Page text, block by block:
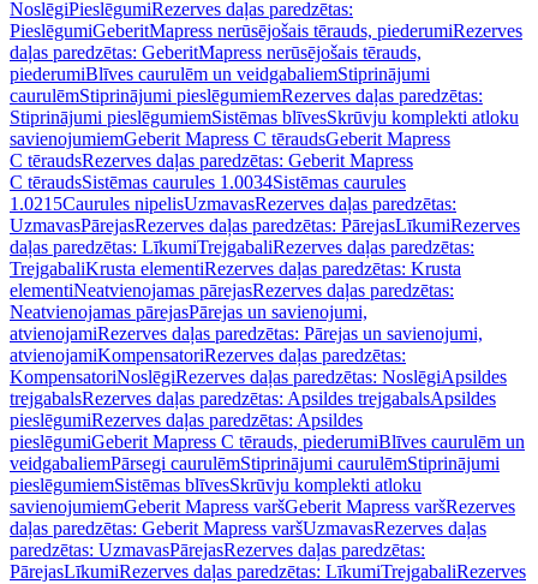
NoslēgiPieslēgumiRezerves daļas paredzētas:
PieslēgumiGeberitMapress nerūsējošais tērauds, piederumiRezerves
daļas paredzētas: GeberitMapress nerūsējošais tērauds,
piederumiBlīves caurulēm un veidgabaliemStiprinājumi
caurulēmStiprinājumi pieslēgumiemRezerves daļas paredzētas:
Stiprinājumi pieslēgumiemSistēmas blīvesSkrūvju komplekti atloku
savienojumiemGeberit Mapress C tēraudsGeberit Mapress
C tēraudsRezerves daļas paredzētas: Geberit Mapress
C tēraudsSistēmas caurules 1.0034Sistēmas caurules
1.0215Caurules nipelisUzmavasRezerves daļas paredzētas:
UzmavasPārejasRezerves daļas paredzētas: PārejasLīkumiRezerves
daļas paredzētas: LīkumiTrejgabaliRezerves daļas paredzētas:
TrejgabaliKrusta elementiRezerves daļas paredzētas: Krusta
elementiNeatvienojamas pārejasRezerves daļas paredzētas:
Neatvienojamas pārejasPārejas un savienojumi,
atvienojamiRezerves daļas paredzētas: Pārejas un savienojumi,
atvienojamiKompensatoriRezerves daļas paredzētas:
KompensatoriNoslēgiRezerves daļas paredzētas: NoslēgiApsildes
trejgabalsRezerves daļas paredzētas: Apsildes trejgabalsApsildes
pieslēgumiRezerves daļas paredzētas: Apsildes
pieslēgumiGeberit Mapress C tērauds, piederumiBlīves caurulēm un
veidgabaliemPārsegi caurulēmStiprinājumi caurulēmStiprinājumi
pieslēgumiemSistēmas blīvesSkrūvju komplekti atloku
savienojumiemGeberit Mapress varšGeberit Mapress varšRezerves
daļas paredzētas: Geberit Mapress varšUzmavasRezerves daļas
paredzētas: UzmavasPārejasRezerves daļas paredzētas:
PārejasLīkumiRezerves daļas paredzētas: LīkumiTrejgabaliRezerves